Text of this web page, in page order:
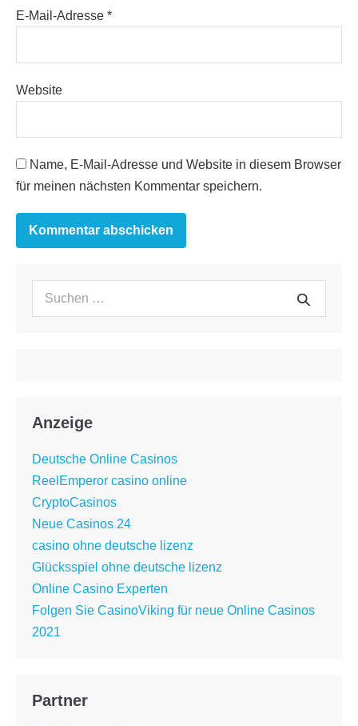
E-Mail-Adresse *
Website
Name, E-Mail-Adresse und Website in diesem Browser
für meinen nächsten Kommentar speichern.
Suchen
Suche
Anzeige
Deutsche Online Casinos
ReelEmperor casino online
CryptoCasinos
Neue Casinos 24
casino ohne deutsche lizenz
Glücksspiel ohne deutsche lizenz
Online Casino Experten
Folgen Sie CasinoViking für neue Online Casinos
2021
Partner